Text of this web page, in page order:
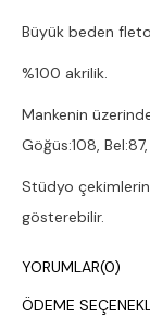
Büyük beden
%100 akrilik.
Mankenin
Göğüs:108, Bel:87,
Stüdyo
gösterebilir.
Çamaşır
YORUMLAR(0)
ÖDEME